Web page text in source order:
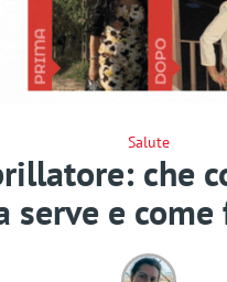
Salute
che
serve e